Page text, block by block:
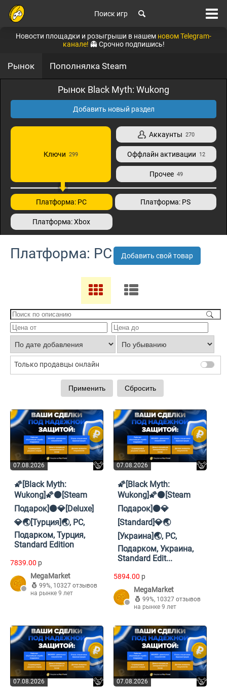
Поиск игр
Новости площадки и розыгрыши в нашем новом Telegram-
канале! 👻 Срочно подпишись!
Рынок Пополнялка Steam
Рынок Black Myth: Wukong
Добавить новый раздел
Ключи 299
Аккаунты 270
Оффлайн активации 12
Прочее 49
Платформа: PC Платформа: PS
Платформа: Xbox
Платформа: PC Добавить свой товар
Только продавцы онлайн
07.08.2026
🌠[Black Myth:
Wukong]🌠⚫[Steam
Подарок]⚫💎[Deluxe]
💎🌏[Турция]🌏, PC,
Подарком, Турция,
Standard Edition
7839.00 p
MegaMarket
99%, 10327 отзывов
на рынке 9 лет
07.08.2026
🌠[Black Myth:
Wukong]🌠⚫[Steam
Подарок]⚫💎
[Standard]💎🌏
[Украина]🌏, PC,
Подарком, Украина,
Standard Edit...
5894.00 p
MegaMarket
99%, 10327 отзывов
на рынке 9 лет
07.08.2026 07.08.2026